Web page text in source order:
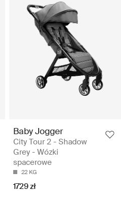
Baby Jogger
City Tour 2 - Shadow
Grey - Wózki
spacerowe
22 KG
1729 zł